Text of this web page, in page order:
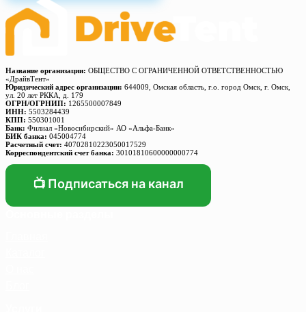
Название организации: ОБЩЕСТВО С ОГРАНИЧЕННОЙ ОТВЕТСТВЕННОСТЬЮ
«ДрайвТент»
Юридический адрес организации: 644009, Омская область, г.о. город Омск, г. Омск,
ул. 20 лет РККА, д. 179
ОГРН/ОГРНИП: 1265500007849
ИНН: 5503284439
КПП: 550301001
Банк: Филиал «Новосибирский» АО «Альфа-Банк»
БИК банка: 045004774
Расчетный счет: 40702810223050017529
Корреспондентский счет банка: 30101810600000000774
📺 Подписаться на канал